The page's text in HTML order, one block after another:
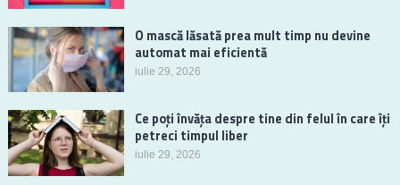
O mască lăsată prea mult timp nu devine
automat mai eficientă
iulie 29, 2026
Ce poți învăța despre tine din felul în care îți
petreci timpul liber
iulie 29, 2026